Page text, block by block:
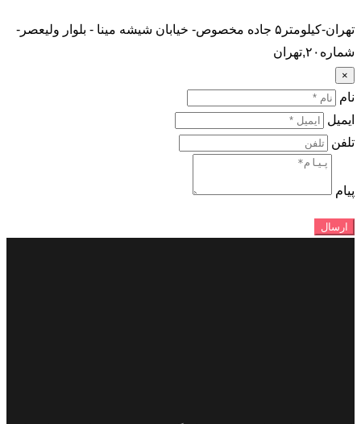
تهران-کیلومتر۵ جاده مخصوص- خیابان شیشه مینا - بلوار ولیعصر-
شماره۲۰,تهران
×
نام
ایمیل
تلفن
پیام
ارسال